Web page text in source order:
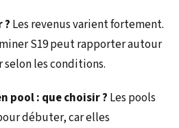
? Les revenus varient fortement.
S19 peut rapporter autour
selon les conditions.
pool : que choisir ? Les pools
débuter, car elles